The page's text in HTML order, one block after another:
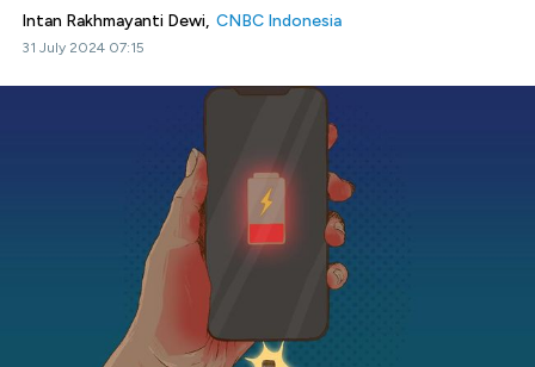
Intan Rakhmayanti Dewi, CNBC Indonesia
31 July 2024 07:15